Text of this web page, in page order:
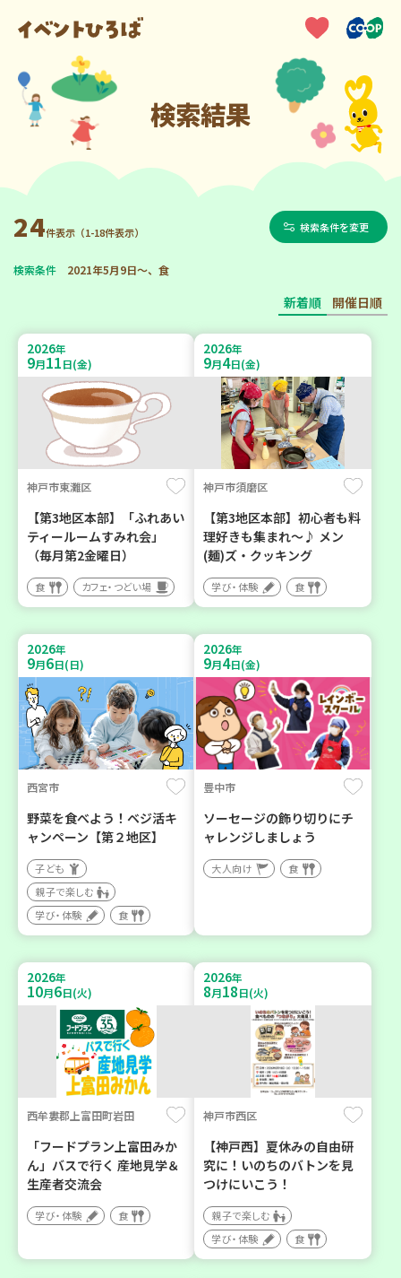
検索結果
24件表示（1-18件表示） 検索条件を変更
検索条件 2021年5月9日～、食
新着順 開催日順
2026年
9月11日(金)
神戸市東灘区
【第3地区本部】「ふれあい
ティールームすみれ会」
（毎月第2金曜日）
食 カフェ・つどい場
2026年
9月4日(金)
神戸市須磨区
【第3地区本部】初心者も料
理好きも集まれ～♪ メン
(麺)ズ・クッキング
学び・体験 食
2026年
9月6日(日)
西宮市
野菜を食べよう！ベジ活キ
ャンペーン【第２地区】
子ども
親子で楽しむ
学び・体験
食
2026年
9月4日(金)
豊中市
ソーセージの飾り切りにチ
ャレンジしましょう
大人向け 食
2026年
10月6日(火)
西牟婁郡上富田町岩田
「フードプラン上富田みか
ん」バスで行く 産地見学＆
生産者交流会
学び・体験 食
2026年
8月18日(火)
神戸市西区
【神戸西】夏休みの自由研
究に！いのちのバトンを見
つけにいこう！
親子で楽しむ
学び・体験
食